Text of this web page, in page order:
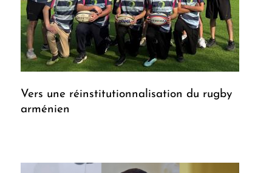
Vers une réinstitutionnalisation du rugby
arménien